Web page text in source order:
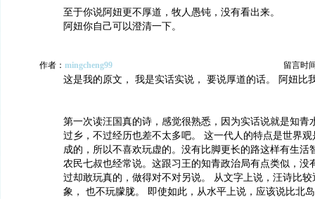
至于你说阿妞更不厚道，牧人愚钝，没有看出来。
阿妞你自己可以澄清一下。
作者： mingcheng99 留言时
这是我的原文， 我是实话实说， 要说厚道的话。 阿妞比
第一次读汪国真的诗，感觉很熟悉，因为实话说就是知青
过乡，不过经历也差不太多吧。 这一代人的特点是世界
成的，所以不喜欢玩虚的。没有比脚更长的路这样有生活
农民七叔也经常说。这跟习王的知青政治局有点类似，没
过却敢玩真的，做得对不对另说。 从文字上说，汪诗比
象， 也不玩朦胧。 即使如此，从水平上说，应该说比北